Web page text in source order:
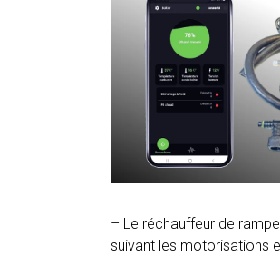
– Le réchauffeur de
suivant les motorisations